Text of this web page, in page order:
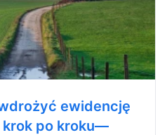
ewidencję
po kroku—